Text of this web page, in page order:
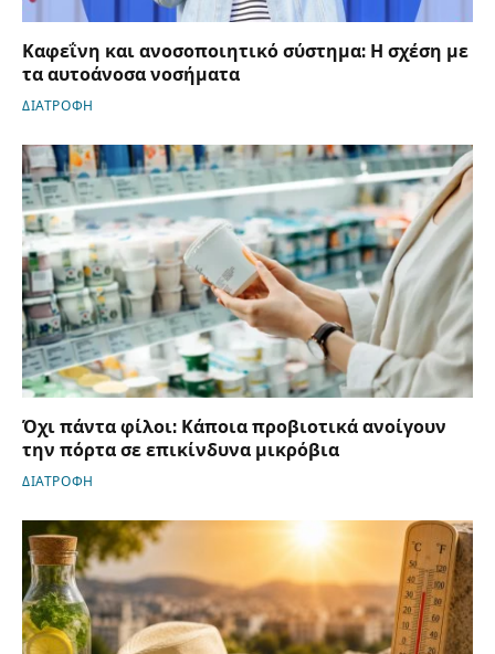
Καφεΐνη και ανοσοποιητικό σύστημα: Η σχέση με
τα αυτοάνοσα νοσήματα
ΔΙΑΤΡΟΦΗ
Όχι πάντα φίλοι: Κάποια προβιοτικά ανοίγουν
την πόρτα σε επικίνδυνα μικρόβια
ΔΙΑΤΡΟΦΗ